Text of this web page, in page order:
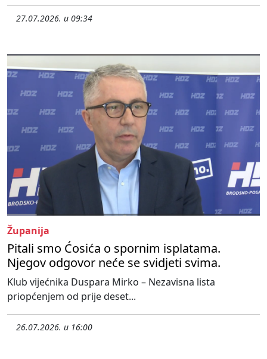
27.07.2026. u 09:34
Županija
Pitali smo Ćosića o spornim isplatama.
Njegov odgovor neće se svidjeti svima.
Klub vijećnika Duspara Mirko – Nezavisna lista
priopćenjem od prije deset...
26.07.2026. u 16:00